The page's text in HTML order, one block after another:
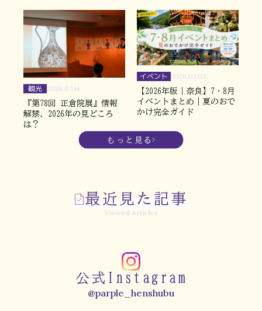
観光 2026.07.14
『第78回 正倉院展』情報
解禁、2026年の見どころ
は？
イベント 2026.07.03
【2026年版｜奈良】7・8月
イベントまとめ｜夏のおで
かけ完全ガイド
もっと見る
最近見た記事
Viewed Articles
公式Instagram
@parple_henshubu